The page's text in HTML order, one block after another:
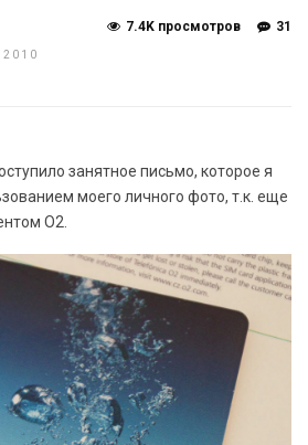
31
7.4K просмотров
занятное письмо, которое я
моего личного фото, т.к. еще
О2.